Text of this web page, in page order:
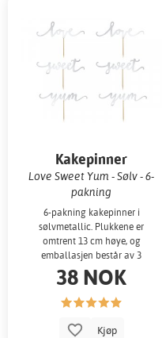
Kakepinner
Love Sweet Yum - Sølv - 6-
pakning
6-pakning kakepinner i
sølvmetallic. Plukkene er
omtrent 13 cm høye, og
emballasjen består av 3
forskjellige design - «kjærlighe
38 NOK
Kjøp